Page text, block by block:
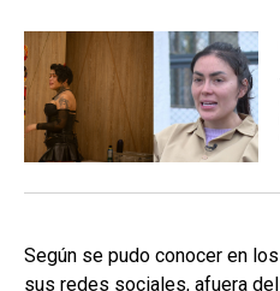
Según se pudo conocer en
sus redes sociales, afuera